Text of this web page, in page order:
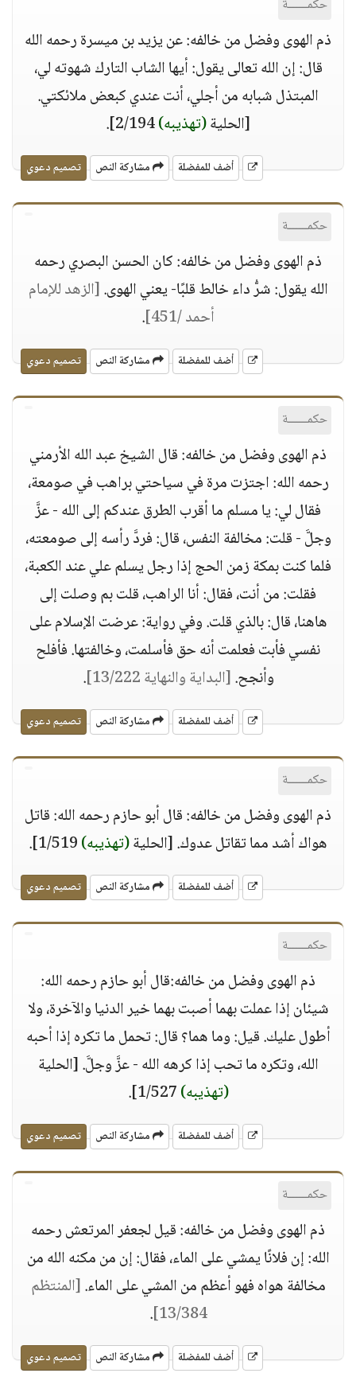
حكمــــــة
ذم الهوى وفضل من خالفه: عن يزيد بن ميسرة رحمه الله
قال: إن الله تعالى يقول: أيها الشاب التارك شهوته لي،
المبتذل شبابه من أجلي، أنت عندي كبعض ملائكتي.
[الحلية(تهذيبه)
أضف للمفضلة مشاركة النص تصميم دعوي
حكمــــــة
ذم الهوى وفضل من خالفه: كان الحسن البصري رحمه
الله يقول: شرُّ داء خالط قلبًا- يعني الهوى.[الزهد للإمام
أحمد /451]
.
أضف للمفضلة مشاركة النص تصميم دعوي
حكمــــــة
ذم الهوى وفضل من خالفه: قال الشيخ عبد الله الأرمني
رحمه الله: اجتزت مرة في سياحتي براهب في صومعة،
فقال لي: يا مسلم ما أقرب الطرق عندكم إلى الله - عزَّ
وجلَّ - قلت: مخالفة النفس، قال: فردَّ رأسه إلى صومعته،
فلما كنت بمكة زمن الحج إذا رجل يسلم علي عند الكعبة،
فقلت: من أنت، فقال: أنا الراهب، قلت بم وصلت إلى
هاهنا، قال: بالذي قلت. وفي رواية: عرضت الإسلام على
نفسي فأبت فعلمت أنه حق فأسلمت، وخالفتها. فأفلح
وأنجح.[البداية والنهاية 13/222] .
أضف للمفضلة مشاركة النص تصميم دعوي
حكمــــــة
ذم الهوى وفضل من خالفه: قال أبو حازم رحمه الله: قاتل
هواك أشد مما تقاتل عدوك. [الحلية(تهذيبه)
أضف للمفضلة مشاركة النص تصميم دعوي
حكمــــــة
ذم الهوى وفضل من خالفه:قال أبو حازم رحمه الله:
شيئان إذا عملت بهما أصبت بهما خير الدنيا والآخرة، ولا
أطول عليك. قيل: وما هما؟ قال: تحمل ما تكره إذا أحبه
الله، وتكره ما تحب إذا كرهه الله - عزَّ وجلَّ. [الحلية
(تهذيبه)
أضف للمفضلة مشاركة النص تصميم دعوي
حكمــــــة
ذم الهوى وفضل من خالفه: قيل لجعفر المرتعش رحمه
الله: إن فلانًا يمشي على الماء، فقال: إن من مكنه الله من
مخالفة هواه فهو أعظم من المشي على الماء.[المنتظم
13/384]
.
أضف للمفضلة مشاركة النص تصميم دعوي